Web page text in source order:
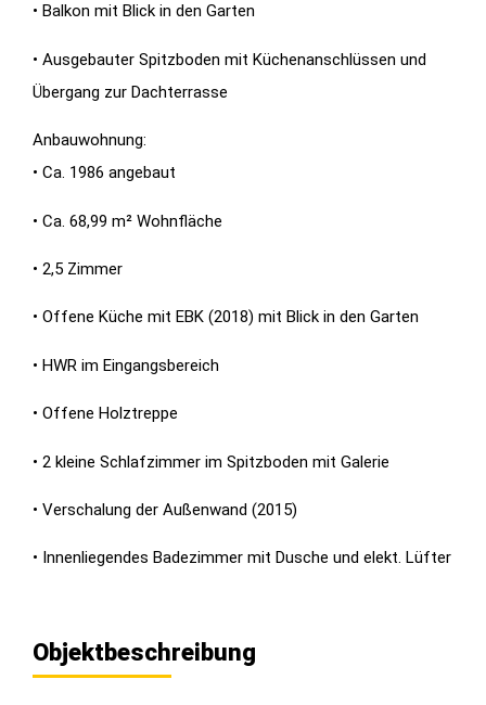
• Balkon mit Blick in den Garten
• Ausgebauter Spitzboden mit Küchenanschlüssen und
Übergang zur Dachterrasse
Anbauwohnung:
• Ca. 1986 angebaut
• Ca. 68,99 m² Wohnfläche
• 2,5 Zimmer
• Offene Küche mit EBK (2018) mit Blick in den Garten
• HWR im Eingangsbereich
• Offene Holztreppe
• 2 kleine Schlafzimmer im Spitzboden mit Galerie
• Verschalung der Außenwand (2015)
• Innenliegendes Badezimmer mit Dusche und elekt. Lüfter
Objektbeschreibung